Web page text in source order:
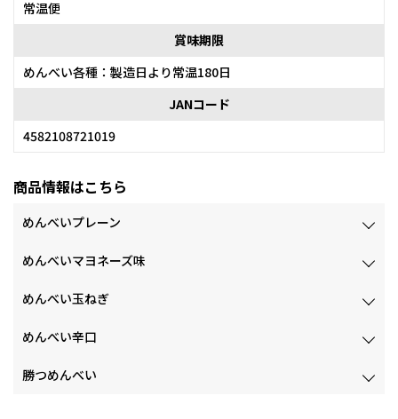
常温便
賞味期限
めんべい各種：製造日より常温180日
JANコード
4582108721019
商品情報はこちら
めんべいプレーン
めんべいマヨネーズ味
めんべい玉ねぎ
めんべい辛口
勝つめんべい